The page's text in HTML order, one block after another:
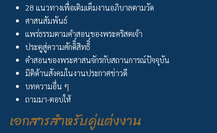
28 แนวทางเพื่อเติมเต็มงานอภิบาลตามวัด
ศาสนสัมพันธ์
แพร่ธรรมตามคำสอนของพระคริสตเจ้า
ประตูสู่ความศักดิิ์สิทธิิ์
คำสอนของพระศาสนจักรกับสถานการณ์ปัจจุบัน
มิติด้านสังคมในงานประกาศข่าวดี
บทความอื่น ๆ
ถามมา-ตอบให้
เอกสารสำหรับคู่แต่งงาน